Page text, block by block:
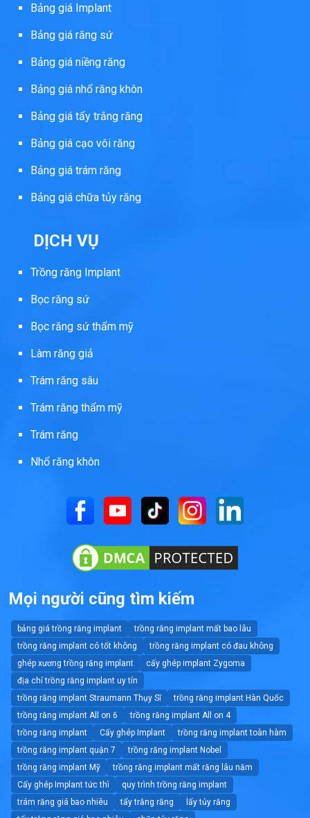
Bảng giá Implant
Bảng giá răng sứ
Bảng giá niềng răng
Bảng giá nhổ răng khôn
Bảng giá tẩy trắng răng
Bảng giá cạo vôi răng
Bảng giá trám răng
Bảng giá chữa tủy răng
DỊCH VỤ
Trồng răng Implant
Bọc răng sứ
Bọc răng sứ thẩm mỹ
Làm răng giả
Trám răng sâu
Trám răng thẩm mỹ
Trám răng
Nhổ răng khôn
Mọi người cũng tìm kiếm
bảng giá trồng răng implant
trồng răng implant mất bao lâu
trồng răng implant có tốt không
trồng răng implant có đau không
ghép xương trồng răng implant
cấy ghép implant Zygoma
địa chỉ trồng răng implant uy tín
trồng răng implant Straumann Thụy Sĩ
trồng răng implant Hàn Quốc
trồng răng implant All on 6
trồng răng implant All on 4
trồng răng implant
Cấy ghép Implant
trồng răng implant toàn hàm
trồng răng implant quận 7
trồng răng implant Nobel
trồng răng implant Mỹ
trồng răng implant mất răng lâu năm
Cấy ghép Implant tức thì
quy trình trồng răng implant
trám răng giá bao nhiêu
tẩy trắng răng
lấy tủy răng